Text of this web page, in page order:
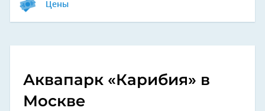
Цены
Аквапарк «Карибия» в
Москве